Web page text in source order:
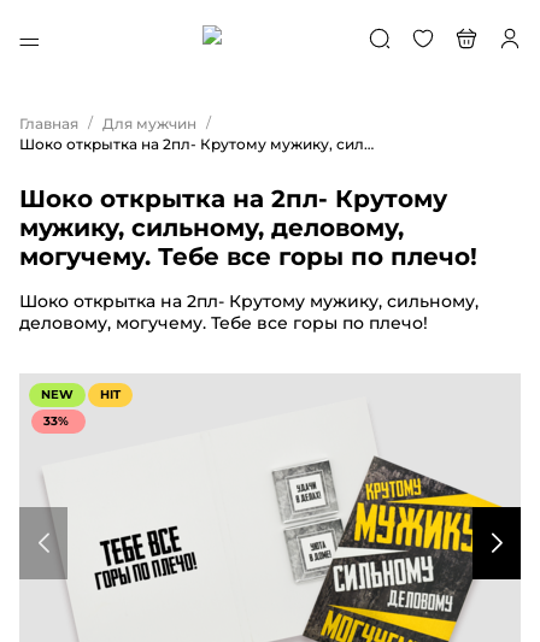
Главная / Для мужчин /
Шоко открытка на 2пл- Крутому мужику, сильному, деловому, могучему. Тебе все горы по плечо!
Шоко открытка на 2пл- Крутому
мужику, сильному, деловому,
могучему. Тебе все горы по плечо!
Шоко открытка на 2пл- Крутому мужику, сильному,
деловому, могучему. Тебе все горы по плечо!
NEW
HIT
33%